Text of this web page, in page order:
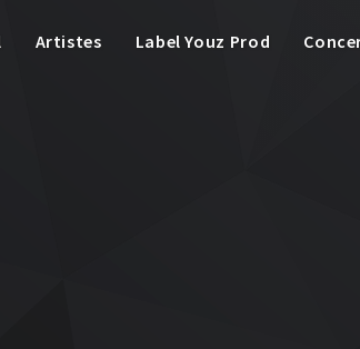
Artistes Label Youz Prod